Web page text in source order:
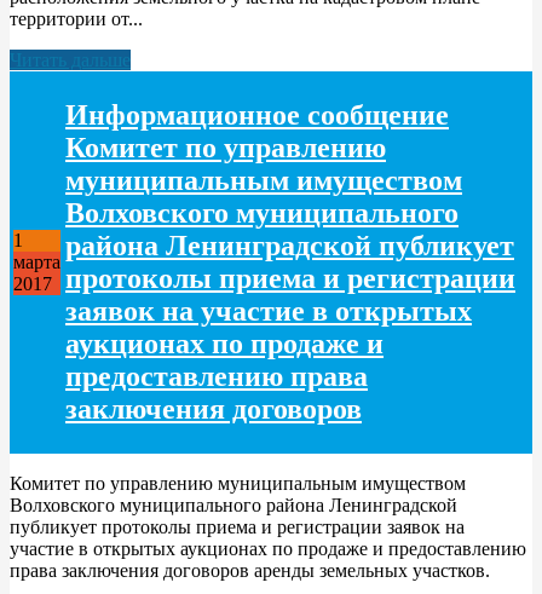
территории от...
Читать дальше
1
марта
2017
Информационное сообщение
Комитет по управлению
муниципальным имуществом
Волховского муниципального
района Ленинградской публикует
протоколы приема и регистрации
заявок на участие в открытых
аукционах по продаже и
предоставлению права
заключения договоров
Комитет по управлению муниципальным имуществом
Волховского муниципального района Ленинградской
публикует протоколы приема и регистрации заявок на
участие в открытых аукционах по продаже и предоставлению
права заключения договоров аренды земельных участков.